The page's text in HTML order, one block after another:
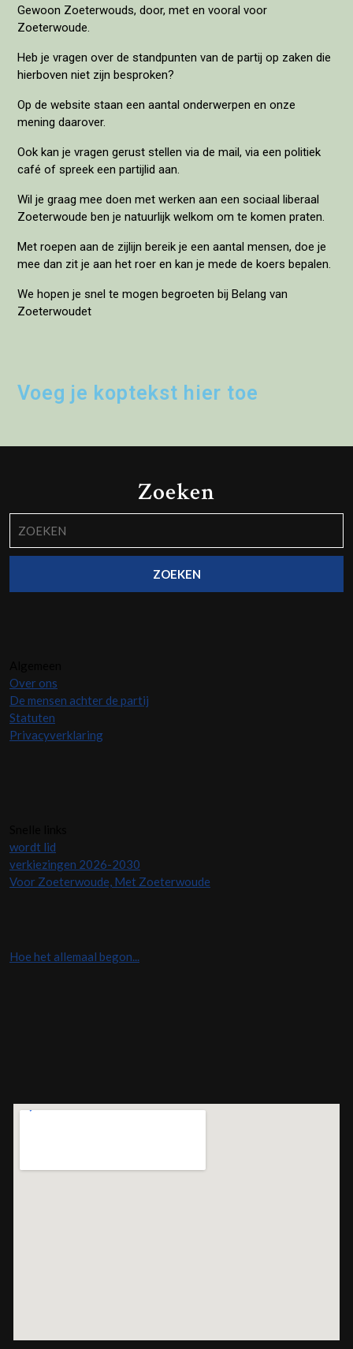
Gewoon Zoeterwouds, door, met en vooral voor
Zoeterwoude.
Heb je vragen over de standpunten van de partij op zaken die
hierboven niet zijn besproken?
Op de website staan een aantal onderwerpen en onze
mening daarover.
Ook kan je vragen gerust stellen via de mail, via een politiek
café of spreek een partijlid aan.
Wil je graag mee doen met werken aan een sociaal liberaal
Zoeterwoude ben je natuurlijk welkom om te komen praten.
Met roepen aan de zijlijn bereik je een aantal mensen, doe je
mee dan zit je aan het roer en kan je mede de koers bepalen.
We hopen je snel te mogen begroeten bij Belang van
Zoeterwoudet
Voeg je koptekst hier toe
Zoeken
Over ons
De mensen achter de partij
Statuten
Privacyverklaring
wordt lid
verkiezingen 2026-2030
Voor Zoeterwoude, Met Zoeterwoude
Hoe het allemaal begon...